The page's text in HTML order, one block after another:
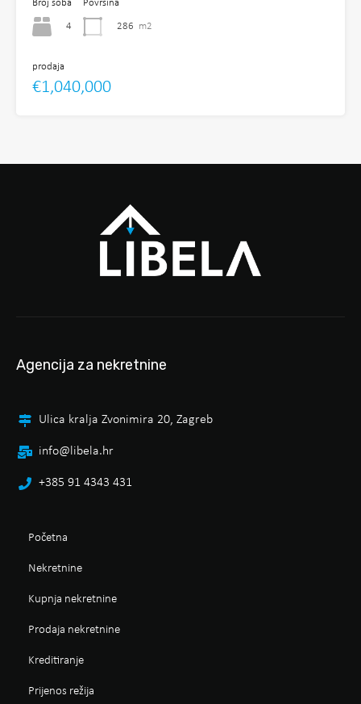
Broj soba
4
Površina
286 m2
prodaja
€1,040,000
Agencija za nekretnine
Ulica kralja Zvonimira 20, Zagreb
info@libela.hr
+385 91 4343 431
Početna
Nekretnine
Kupnja nekretnine
Prodaja nekretnine
Kreditiranje
Prijenos režija